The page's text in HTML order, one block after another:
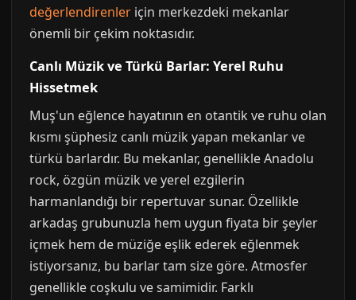
değerlendirenler için merkezdeki mekanlar
önemli bir çekim noktasıdır.
Canlı Müzik ve Türkü Barlar: Yerel Ruhu
Hissetmek
Muş'un eğlence hayatının en otantik ve ruhu olan
kısmı şüphesiz canlı müzik yapan mekanlar ve
türkü barlardır. Bu mekanlar, genellikle Anadolu
rock, özgün müzik ve yerel ezgilerin
harmanlandığı bir repertuvar sunar. Özellikle
arkadaş grubunuzla hem uygun fiyata bir şeyler
içmek hem de müziğe eşlik ederek eğlenmek
istiyorsanız, bu barlar tam size göre. Atmosfer
genellikle coşkulu ve samimidir. Farklı